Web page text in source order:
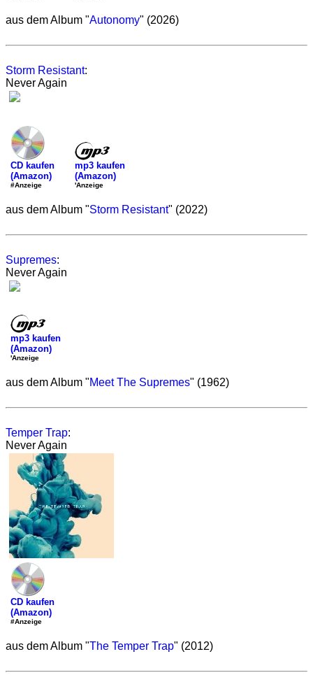
aus dem Album "Autonomy" (2026)
Storm Resistant:
Never Again
CD kaufen
(Amazon)
#Anzeige
mp3 kaufen
(Amazon)
'Anzeige
aus dem Album "Storm Resistant" (2022)
Supremes:
Never Again
mp3 kaufen
(Amazon)
'Anzeige
aus dem Album "Meet The Supremes" (1962)
Temper Trap:
Never Again
CD kaufen
(Amazon)
#Anzeige
aus dem Album "The Temper Trap" (2012)